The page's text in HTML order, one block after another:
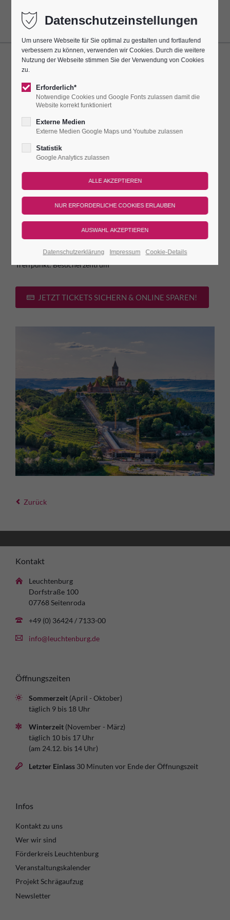
Datenschutzeinstellungen
Um unsere Webseite für Sie optimal zu gestalten und fortlaufend
verbessern zu können, verwenden wir Cookies. Durch die weitere
Nutzung der Webseite stimmen Sie der Verwendung von Cookies
zu.
Erforderlich*
Notwendige Cookies und Google Fonts zulassen damit die
Website korrekt funktioniert
Externe Medien
Externe Medien Google Maps und Youtube zulassen
Statistik
Google Analytics zulassen
Datenschutzerklärung Impressum Cookie-Details
MIT DER DIREKTORIN
DURCHS BAUGESCHEHEN
Dieser Termin hatte sich alle 7 Tage bis zum 08.08.2025
wiederholt.
Ulrike Kaiser: Spannende Einblicke und Neuigkeiten rund um
den Bau des neuen Schrägaufzugs – erleben, wie Zukunft
entsteht!
Im Eintritt beinhaltet.
Treffpunkt: Besucherzentrum
JETZT TICKETS SICHERN & ONLINE SPAREN!
Zurück
Kontakt
Leuchtenburg
Dorfstraße 100
07768 Seitenroda
+49 (0) 36424 / 7133-00
info@leuchtenburg.de
Öffnungszeiten
Sommerzeit (April - Oktober)
täglich 9 bis 18 Uhr
Winterzeit (November - März)
täglich 10 bis 17 Uhr
(am 24.12. bis 14 Uhr)
Letzter Einlass 30 Minuten vor Ende der Öffnungszeit
Infos
Kontakt zu uns
Wer wir sind
Förderkreis Leuchtenburg
Veranstaltungskalender
Projekt Schrägaufzug
Newsletter